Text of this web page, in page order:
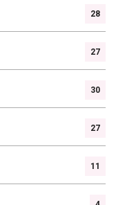
28
27
30
27
11